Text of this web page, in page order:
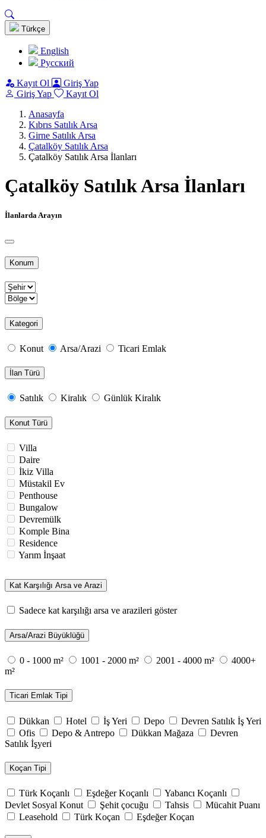
Türkçe
English
Pусский
Kayıt Ol
Giriş Yap
Giriş Yap
Kayıt Ol
Anasayfa
Kıbrıs Satılık Arsa
Girne Satılık Arsa
Çatalköy Satılık Arsa
Çatalköy Satılık Arsa İlanları
Çatalköy Satılık Arsa İlanları
İlanlarda Arayın
Konum
Kategori
Konut Arsa/Arazi Ticari Emlak
İlan Türü
Satılık Kiralık Günlük Kiralık
Konut Türü
Villa
Daire
İkiz Villa
Müstakil Ev
Penthouse
Bungalow
Devremülk
Komple Bina
Residence
Yarım İnşaat
Kat Karşılığı Arsa ve Arazi
Sadece kat karşılığı arsa ve arazileri göster
Arsa/Arazi Büyüklüğü
0 - 1000 m² 1001 - 2000 m² 2001 - 4000 m²
4000+
m²
Ticari Emlak Tipi
Dükkan Hotel İş Yeri Depo
Devren Satılık İş Yeri
Ofis
Depo & Antrepo Dükkan Mağaza
Devren
Satılık İşyeri
Koçan Tipi
Türk Koçanlı Eşdeğer Koçanlı
Yabancı Koçanlı
Devlet Sosyal Konut
Şehit çocuğu Tahsis
Mücahit Puanı
Leasehold
Türk Koçan Eşdeğer Koçan